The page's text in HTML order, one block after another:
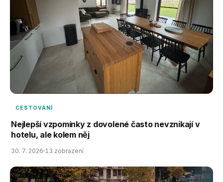
CESTOVÁNÍ
Nejlepší vzpomínky z dovolené často nevznikají v
hotelu, ale kolem něj
30. 7. 2026 13 zobrazení